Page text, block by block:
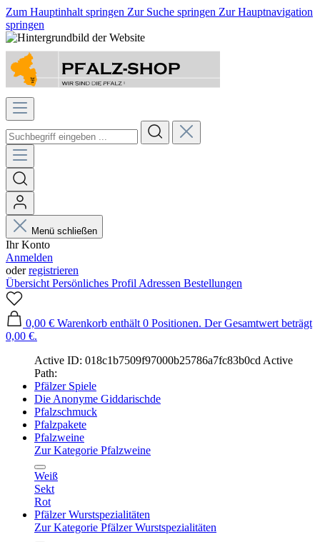
Zum Hauptinhalt springen Zur Suche springen Zur Hauptnavigation
springen
Menü schließen
Ihr Konto
Anmelden
oderregistrieren
Übersicht Persönliches Profil Adressen Bestellungen
0,00 € Warenkorb enthält 0 Positionen. Der Gesamtwert beträgt
0,00 €.
Active ID: 018c1b7509f97000b25786a7fc83b0cd Active
Path:
Pfälzer Spiele
Die Anonyme Giddarischde
Pfalzschmuck
Pfalzpakete
Pfalzweine
Zur Kategorie Pfalzweine
Weiß
Sekt
Rot
Pfälzer Wurstspezialitäten
Zur Kategorie Pfälzer Wurstspezialitäten